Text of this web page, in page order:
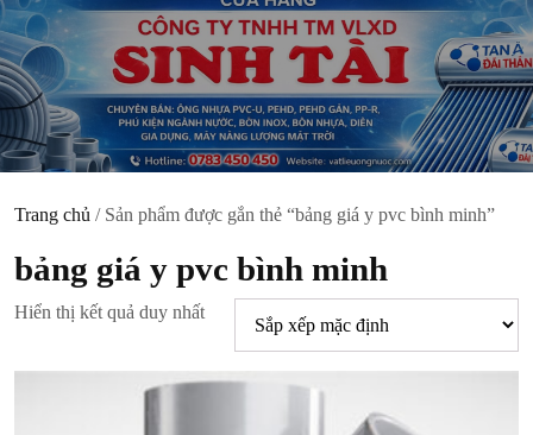
Trang chủ / Sản phẩm được gắn thẻ “bảng giá y pvc bình minh”
bảng giá y pvc bình minh
Hiển thị kết quả duy nhất